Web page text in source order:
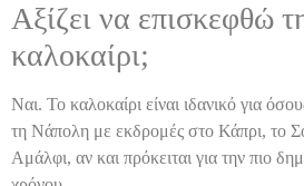
Αξίζει να επισκεφθώ
καλοκαίρι;
Ναι. Το καλοκαίρι είναι ιδανικό για
τη Νάπολη με εκδρομές στο Κάπρι, το
Αμάλφι, αν και πρόκειται για την πιο